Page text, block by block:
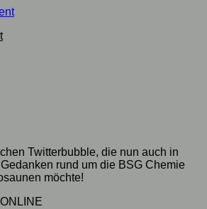
Twitterbubble, die nun auch in
rund um die BSG Chemie
möchte!